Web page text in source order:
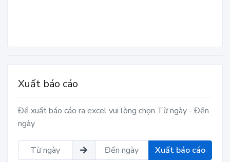
Xuất báo cáo
Để xuất báo cáo ra excel vui lòng chọn Từ ngày - Đến
ngày
Xuất báo cáo